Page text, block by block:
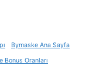
Bymaske Ana Sayfa
Bonus Oranları